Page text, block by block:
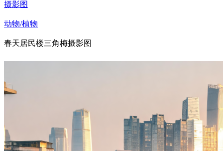
摄影图
动物/植物
春天居民楼三角梅摄影图